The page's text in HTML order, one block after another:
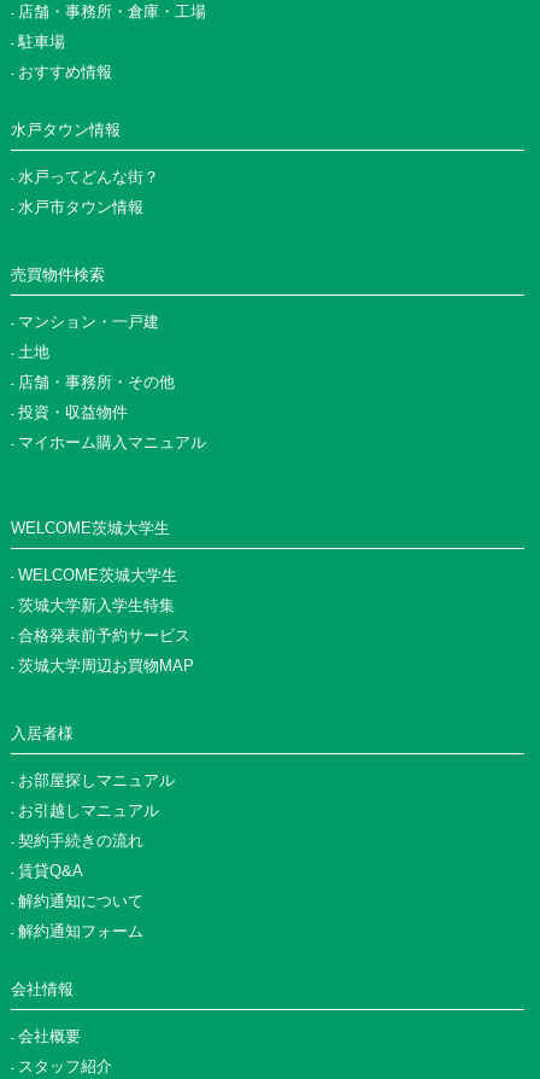
店舗・事務所・倉庫・工場
駐車場
おすすめ情報
水戸タウン情報
水戸ってどんな街？
水戸市タウン情報
売買物件検索
マンション・一戸建
土地
店舗・事務所・その他
投資・収益物件
マイホーム購入マニュアル
WELCOME茨城大学生
WELCOME茨城大学生
茨城大学新入学生特集
合格発表前予約サービス
茨城大学周辺お買物MAP
入居者様
お部屋探しマニュアル
お引越しマニュアル
契約手続きの流れ
賃貸Q&A
解約通知について
解約通知フォーム
会社情報
会社概要
スタッフ紹介